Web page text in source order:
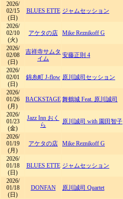
2026/
02/15
(日)
BLUES ETTE ジャムセッション
2026/
02/10
(火)
アケタの店 Mike Reznikoff G
2026/
02/08
(日)
吉祥寺サムタ
イム
安藤正則 4
2026/
02/01
(日)
錦糸町 J-flow 原川誠司セッション
2026/
01/26
(月)
BACKSTAGE 舞鶴城 Feat. 原川誠司
2026/
01/23
(金)
Jazz Inn おく
ら
原川誠司 with 園田智子
2026/
01/19
(月)
アケタの店 Mike Reznikoff G
2026/
01/18
(日)
BLUES ETTE ジャムセッション
2026/
01/18
(日)
DONFAN 原川誠司 Quartet